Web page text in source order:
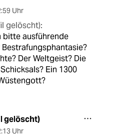
Uhr
gelöscht):
bitte ausführende
Bestrafungsphantasie?
Der Weltgeist? Die
Ein 1300
gelöscht)
Uhr